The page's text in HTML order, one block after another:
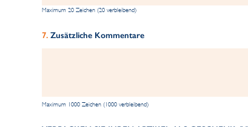
Maximum 20 Zeichen (20 verbleibend)
Zusätzliche Kommentare
Maximum 1000 Zeichen (1000 verbleibend)